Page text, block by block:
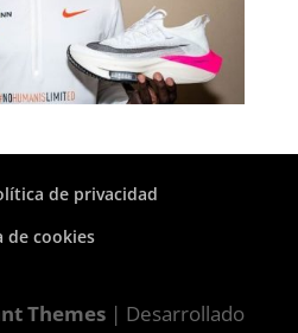
de privacidad
de cookies
Themes| Desarrollado